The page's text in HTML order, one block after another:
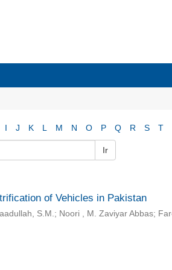
I J K L M N O P Q R S T
Ir
of Vehicles in Pakistan
S.M.; Noori , M. Zaviyar Abbas;